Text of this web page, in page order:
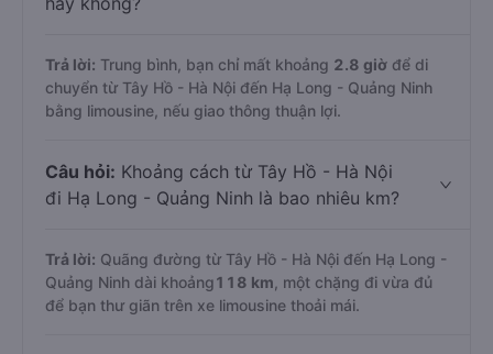
Trả lời: Trung bình, bạn chỉ mất khoảng 2.8 giờ để di
chuyển từ Tây Hồ - Hà Nội đến Hạ Long - Quảng Ninh
bằng limousine, nếu giao thông thuận lợi.
Câu hỏi: Khoảng cách từ Tây Hồ - Hà Nội
đi Hạ Long - Quảng Ninh là bao nhiêu km?
Trả lời: Quãng đường từ Tây Hồ - Hà Nội đến Hạ Long -
Quảng Ninh dài khoảng118 km , một chặng đi vừa đủ
để bạn thư giãn trên xe limousine thoải mái.